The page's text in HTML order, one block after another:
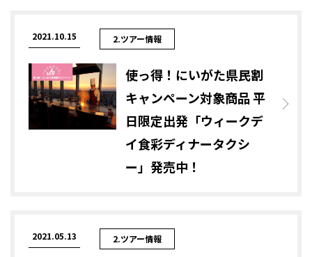
2021.10.15 2.ツアー情報
使っ得！にいがた県民割
キャンペーン対象商品 平
日限定出発「ウィークデ
イ食彩ディナータクシ
ー」発売中！
2021.05.13 2.ツアー情報